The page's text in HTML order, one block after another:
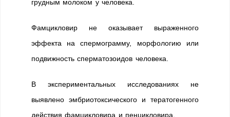
грудным молоком у человека.
Фамцикловир не оказывает выраженного
эффекта на спермограмму, морфологию или
подвижность сперматозоидов человека.
В экспериментальных исследованиях не
выявлено эмбриотоксического и тератогенного
действия фамцикловира и пенцикловира.